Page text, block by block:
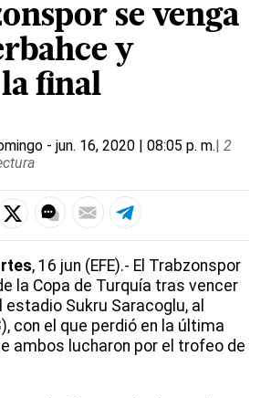
se venga
y
final
- jun. 16, 2020 | 08:05 p. m.| 2
, 16 jun (EFE).- El Trabzonspor
la Copa de Turquía tras vencer
estadio Sukru Saracoglu, al
con el que perdió en la última
ambos lucharon por el trofeo de